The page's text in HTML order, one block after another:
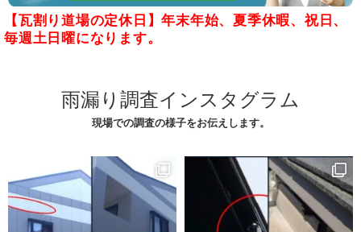
【瓦割り道場の定休日】年末年始、夏季休暇、祝日、
毎週土日曜になります。
雨漏り調査インスタグラム
現場での調査の様子をお伝えします。